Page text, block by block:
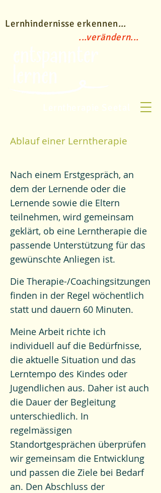
Lernhindernisse erkennen...
...verändern...
Ablauf einer Lerntherapie
Nach einem Erstgespräch, an
dem der Lernende oder die
Lernende sowie die Eltern
teilnehmen, wird gemeinsam
geklärt, ob eine Lerntherapie die
passende Unterstützung für das
gewünschte Anliegen ist.
Die Therapie-/Coachingsitzungen
finden in der Regel wöchentlich
statt und dauern 60 Minuten.
Meine Arbeit richte ich
individuell auf die Bedürfnisse,
die aktuelle Situation und das
Lerntempo des Kindes oder
Jugendlichen aus. Daher ist auch
die Dauer der Begleitung
unterschiedlich. In
regelmässigen
Standortgesprächen überprüfen
wir gemeinsam die Entwicklung
und passen die Ziele bei Bedarf
an. Den Abschluss der